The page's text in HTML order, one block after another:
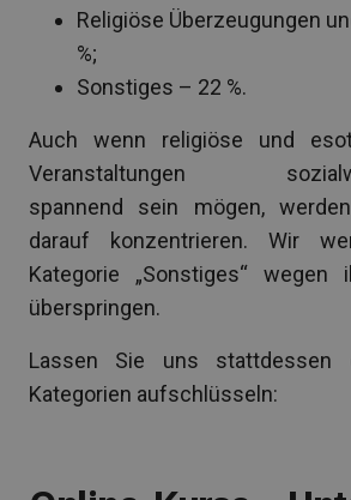
Religiöse Überzeugungen
%;
Sonstiges – 22 %.
Auch wenn religiöse und
Veranstaltungen
spannend sein mögen,
darauf konzentrieren. Wir
Kategorie „Sonstiges“ wegen
überspringen.
Lassen Sie uns stattdessen
Kategorien aufschlüsseln: